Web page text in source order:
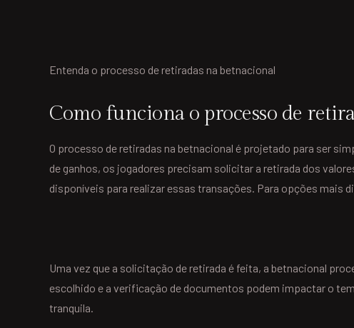
Entenda o processo de retiradas na betnacional
Como funciona o processo de
O processo de retiradas na betnacional é projetado para ser
de ganhos, os jogadores precisam solicitar a retirada dos
disponíveis para realizar essas transações. Para opções mais
Uma vez que a solicitação de retirada é feita, a betnacional
escolhido e a verificação de documentos podem impactar o
tranquila.